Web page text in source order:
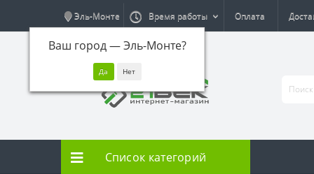
Эль-Монте
Ваш город —Эль-Монте?
Время работы Оплата
Список категорий